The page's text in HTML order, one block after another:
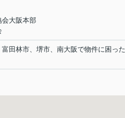
会大阪本部
田林市、堺市、南大阪で物件に困っ